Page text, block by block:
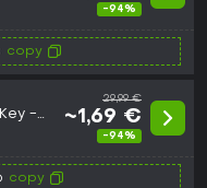
-94%
copy
-
29,99 €
~1,69 €
-94%
copy